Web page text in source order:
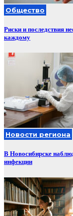
Общество
Риски и последствия
каждому
Новости региона
В Новосибирске
инфекции